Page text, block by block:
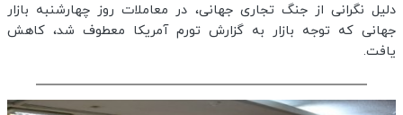
دلیل نگرانی از جنگ تجاری جهانی، در معاملات روز چهارشنبه بازار
جهانی که توجه بازار به گزارش تورم آمریکا معطوف شد، کاهش
یافت.